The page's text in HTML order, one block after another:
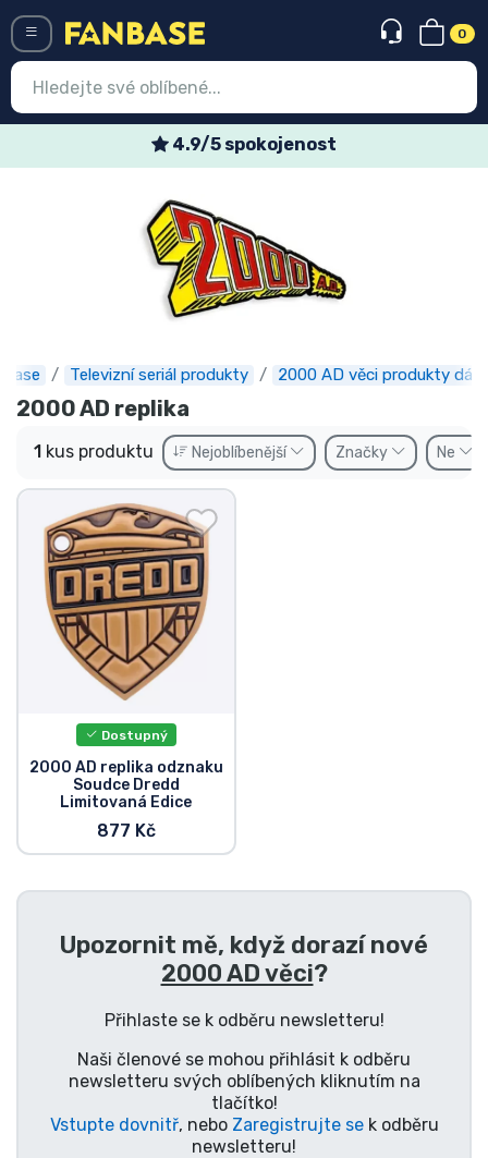
0
4.9/5 spokojenost
Televizní seriál produkty 2000 AD věci produkty
2000 AD replika
1 kus produktu Nejoblíbenější Značky Ne
Dostupný
2000 AD replika odznaku
Soudce Dredd
Limitovaná Edice
877 Kč
Upozornit mě, když dorazí nové
2000 AD věci?
Přihlaste se k odběru newsletteru!
Naši členové se mohou přihlásit k odběru
newsletteru svých oblíbených kliknutím na
tlačítko!
Vstupte dovnitř, nebo Zaregistrujte sek odběru
newsletteru!
Nejnovější věci
Speciální nabídky
Předobjednat
Outlet produkty
Doprava a platba
Seriálové věci
Filmové věci
Úžasné věci
Anime věci
Hráčské věci
Hudební věci
Značky